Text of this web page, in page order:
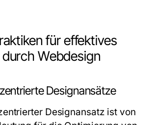
für effektives
Webdesign
Designansätze
Designansatz ist von